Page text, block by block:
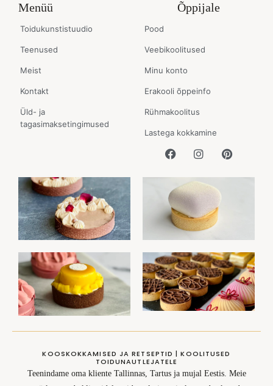
Menüü
Toidukunstistuudio
Teenused
Meist
Kontakt
Üld- ja
tagasimaksetingimused
Õppijale
Pood
Veebikoolitused
Minu konto
Erakooli õppeinfo
Rühmakoolitus
Lastega kokkamine
KOOSKOKKAMISED JA RETSEPTID | KOOLITUSED
TOIDUNAUTLEJATELE
Teenindame oma kliente Tallinnas, Tartus ja mujal Eestis. Meie